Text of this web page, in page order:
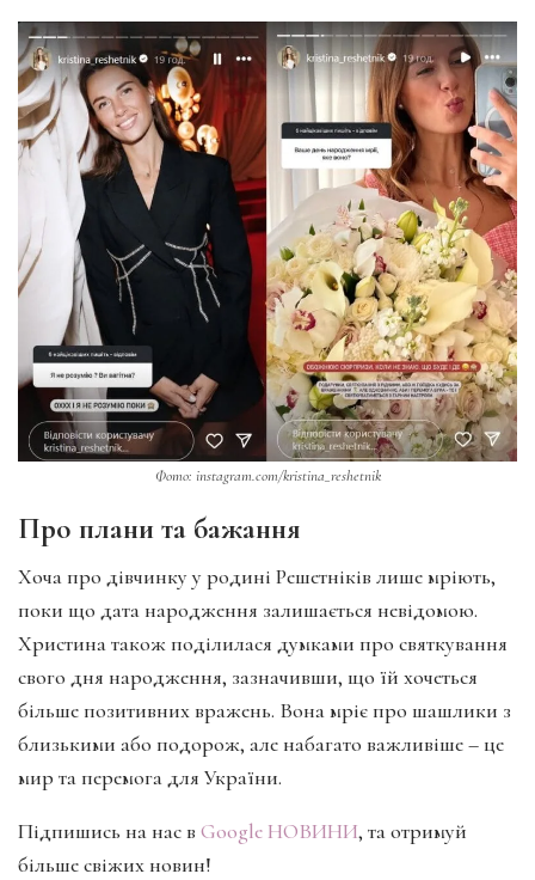
Фото: instagram.com/kristina_reshetnik
Про плани та бажання
Хоча про дівчинку у родині Решетніків лише мріють,
поки що дата народження залишається невідомою.
Христина також поділилася думками про святкування
свого дня народження, зазначивши, що їй хочеться
більше позитивних вражень. Вона мріє про шашлики з
близькими або подорож, але набагато важливіше – це
мир та перемога для України.
Підпишись на нас в Google НОВИНИ, та отримуй
більше свіжих новин!